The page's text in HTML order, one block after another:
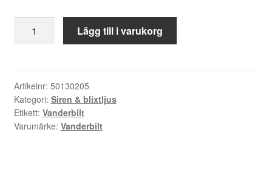
Blixtljus
Lägg till i varukorg
Artikelnr: 50130205
Kategori: Siren & blixtljus
Etikett: Vanderbilt
Varumärke: Vanderbilt